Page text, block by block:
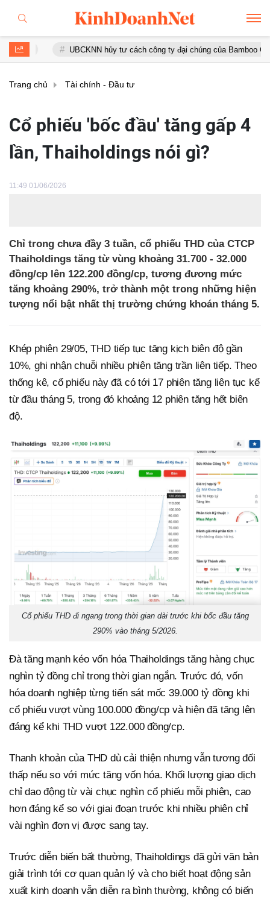
UBCKNN hủy tư cách công ty đại chúng của Bamboo Capital và
Trang chủ Tài chính - Đầu tư
Cổ phiếu 'bốc đầu' tăng gấp 4
lần, Thaiholdings nói gì?
11:49 01/06/2026
Chỉ trong chưa đầy 3 tuần, cổ phiếu THD của CTCP
Thaiholdings tăng từ vùng khoảng 31.700 - 32.000
đồng/cp lên 122.200 đồng/cp, tương đương mức
tăng khoảng 290%, trở thành một trong những hiện
tượng nổi bật nhất thị trường chứng khoán tháng 5.
Khép phiên 29/05, THD tiếp tục tăng kịch biên độ gần
10%, ghi nhận chuỗi nhiều phiên tăng trần liên tiếp. Theo
thống kê, cổ phiếu này đã có tới 17 phiên tăng liên tục kể
từ đầu tháng 5, trong đó khoảng 12 phiên tăng hết biên
độ.
Cổ phiếu THD đi ngang trong thời gian dài trước khi bốc đầu tăng
290% vào tháng 5/2026.
Đà tăng mạnh kéo vốn hóa Thaiholdings tăng hàng chục
nghìn tỷ đồng chỉ trong thời gian ngắn. Trước đó, vốn
hóa doanh nghiệp từng tiến sát mốc 39.000 tỷ đồng khi
cổ phiếu vượt vùng 100.000 đồng/cp và hiện đã tăng lên
đáng kể khi THD vượt 122.000 đồng/cp.
Thanh khoản của THD dù cải thiện nhưng vẫn tương đối
thấp nếu so với mức tăng vốn hóa. Khối lượng giao dịch
chỉ dao động từ vài chục nghìn cổ phiếu mỗi phiên, cao
hơn đáng kể so với giai đoạn trước khi nhiều phiên chỉ
vài nghìn đơn vị được sang tay.
Trước diễn biến bất thường, Thaiholdings đã gửi văn bản
giải trình tới cơ quan quản lý và cho biết hoạt động sản
xuất kinh doanh vẫn diễn ra bình thường, không có biến